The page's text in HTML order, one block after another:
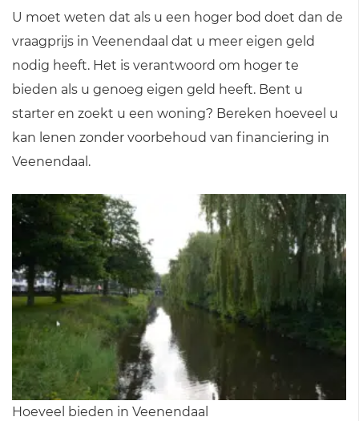
U moet weten dat als u een hoger bod doet dan de
vraagprijs in Veenendaal dat u meer eigen geld
nodig heeft. Het is verantwoord om hoger te
bieden als u genoeg eigen geld heeft. Bent u
starter en zoekt u een woning? Bereken hoeveel u
kan lenen zonder voorbehoud van financiering in
Veenendaal.
Hoeveel bieden in Veenendaal